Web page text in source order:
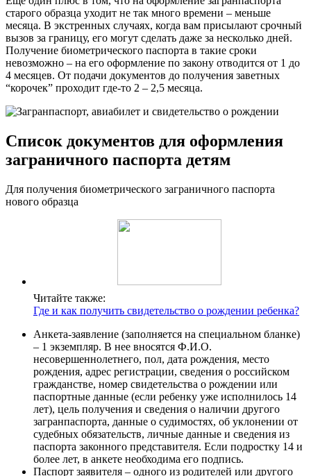
старого образца уходит не так много времени – меньше
месяца. В экстренных случаях, когда вам присылают срочный
вызов за границу, его могут сделать даже за несколько дней.
Получение биометрического паспорта в такие сроки
невозможно – на его оформление по закону отводится от 1 до
4 месяцев. От подачи документов до получения заветных
“корочек” проходит где-то 2 – 2,5 месяца.
Список документов для оформления
заграничного паспорта детям
Для получения биометрического заграничного паспорта
нового образца
Читайте также:
Где и как получить свидетельство о рождении ребенка?
Анкета-заявление (заполняется на специальном бланке)
– 1 экземпляр. В нее вносятся Ф.И.О.
несовершеннолетнего, пол, дата рождения, место
рождения, адрес регистрации, сведения о российском
гражданстве, номер свидетельства о рождении или
паспортные данные (если ребенку уже исполнилось 14
лет), цель получения и сведения о наличии другого
загранпаспорта, данные о судимостях, об уклонении от
судебных обязательств, личные данные и сведения из
паспорта законного представителя. Если подростку 14 и
более лет, в анкете необходима его подпись.
Паспорт заявителя – одного из родителей или другого